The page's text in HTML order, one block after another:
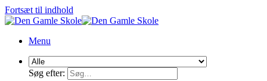
Fortsæt til indhold
Menu
Søg efter: